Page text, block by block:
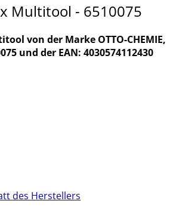
Multitool - 6510075
von der Marke OTTO-CHEMIE,
und der EAN: 4030574112430
des Herstellers